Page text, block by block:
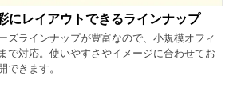
にレイアウトできるラインナップ
ズラインナップが豊富なので、小規模オフィ
で対応。使いやすさやイメージに合わせてお
できます。